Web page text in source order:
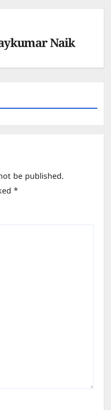
Naik
be published.
*